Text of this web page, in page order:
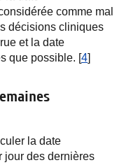
comme mal
décisions cliniques
et la date
que possible. [4]
la date
jour des dernières